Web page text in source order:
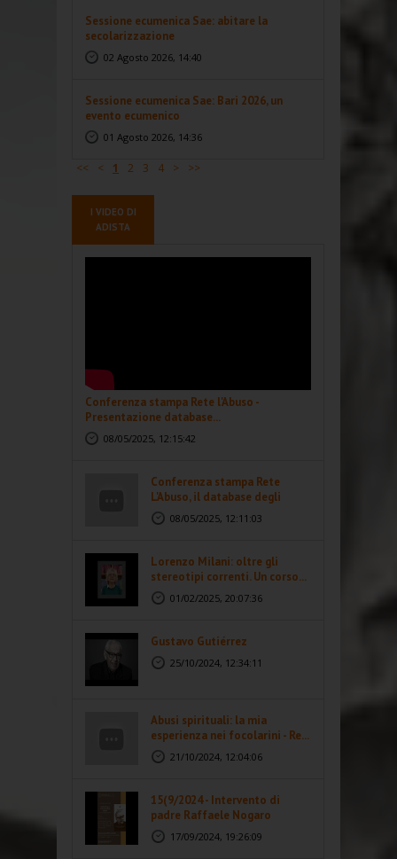
Sessione ecumenica Sae: abitare la
secolarizzazione
02 Agosto 2026, 14:40
Sessione ecumenica Sae: Bari 2026, un
evento ecumenico
01 Agosto 2026, 14:36
<< < 1 2 3 4 > >>
I VIDEO DI
ADISTA
Conferenza stampa Rete l'Abuso -
Presentazione database...
08/05/2025, 12:15:42
Conferenza stampa Rete
L'Abuso, il database degli
abusi...08/05/2025, 12:11:03
Lorenzo Milani: oltre gli
stereotipi correnti. Un corso...
01/02/2025, 20:07:36
Gustavo Gutiérrez
25/10/2024, 12:34:11
Abusi spirituali: la mia
esperienza nei focolarini - Re...
21/10/2024, 12:04:06
15(9/2024 - Intervento di
padre Raffaele Nogaro
17/09/2024, 19:26:09